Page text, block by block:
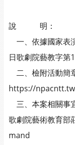
說 明：
一、依據國家表
日歌劇院藝教字第
二、檢附活動簡
https://npacntt.tw/
三、本案相關事
歌劇院藝術教育部
mand